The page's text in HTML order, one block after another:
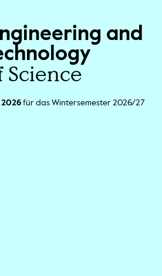
and
2026 für das Wintersemester 2026/27